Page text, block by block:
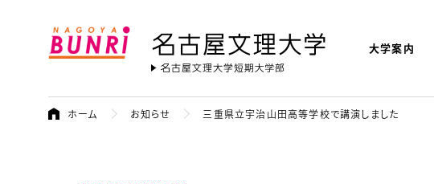
名古屋文理大学
大学案内
ホーム お知らせ 三重県立宇治山田高等学校で講演しました